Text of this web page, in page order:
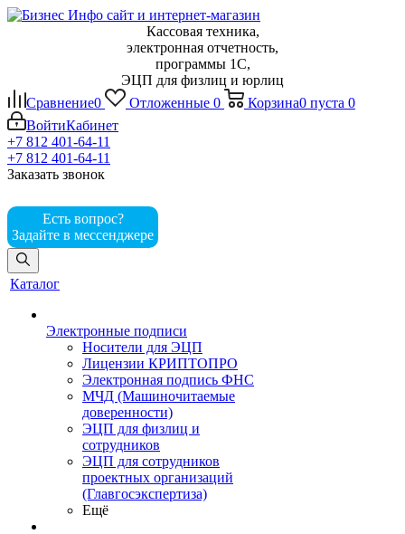
Кассовая техника,
электронная отчетность,
программы 1С,
ЭЦП для физлиц и юрлиц
Сравнение0 Отложенные 0 Корзина0 пуста 0
ВойтиКабинет
+7 812 401-64-11
+7 812 401-64-11
Заказать звонок
Есть вопрос?
Задайте в мессенджере
Каталог
Электронные подписи
Носители для ЭЦП
Лицензии КРИПТОПРО
Электронная подпись ФНС
МЧД (Машиночитаемые
доверенности)
ЭЦП для физлиц и
сотрудников
ЭЦП для сотрудников
проектных организаций
(Главгосэкспертиза)
Ещё